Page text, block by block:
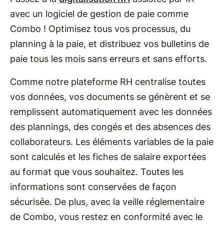
avec un logiciel de gestion de paie comme
Combo ! Optimisez tous vos processus, du
planning à la paie, et distribuez vos bulletins de
paie tous les mois sans erreurs et sans efforts.
Comme notre plateforme RH centralise toutes
vos données, vos documents se génèrent et se
remplissent automatiquement avec les données
des plannings, des congés et des absences des
collaborateurs. Les éléments variables de la paie
sont calculés et les fiches de salaire exportées
au format que vous souhaitez. Toutes les
informations sont conservées de façon
sécurisée. De plus, avec la veille réglementaire
de Combo, vous restez en conformité avec le